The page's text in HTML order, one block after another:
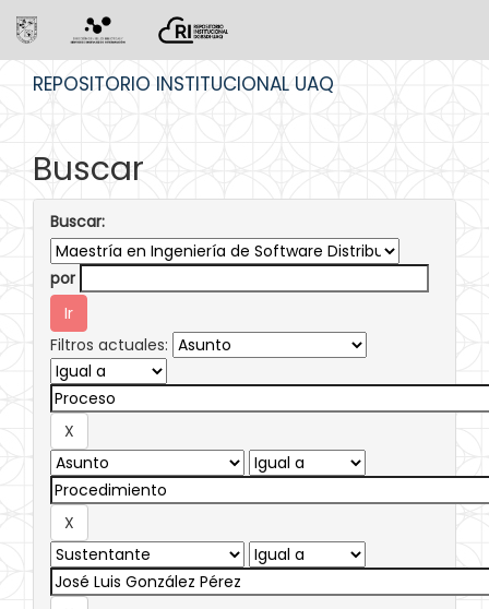
REPOSITORIO INSTITUCIONAL UAQ
Buscar
Buscar:
por
Filtros actuales: